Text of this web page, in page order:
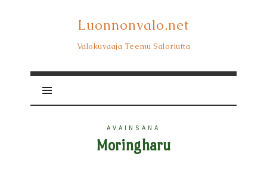
Luonnonvalo.net
Luonnonvalo.net
Valokuvaaja Teemu Saloriutta
AVAINSANA
Moringharu